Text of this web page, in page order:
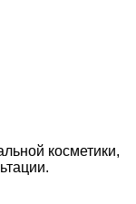
косметики,